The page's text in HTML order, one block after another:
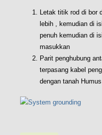
Letak titik rod di bor
lebih , kemudian di
penuh kemudian di
masukkan
Parit penghubung
terpasang kabel
dengan tanah Humus .